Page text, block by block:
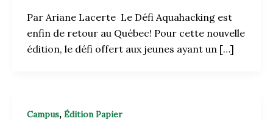
Par Ariane Lacerte Le Défi Aquahacking est
enfin de retour au Québec! Pour cette nouvelle
édition, le défi offert aux jeunes ayant un […]
Campus, Édition Papier